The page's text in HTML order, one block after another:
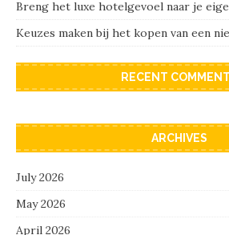
Breng het luxe hotelgevoel naar je
Keuzes maken bij het kopen van een
RECENT
ARCHIVES
July 2026
May 2026
April 2026